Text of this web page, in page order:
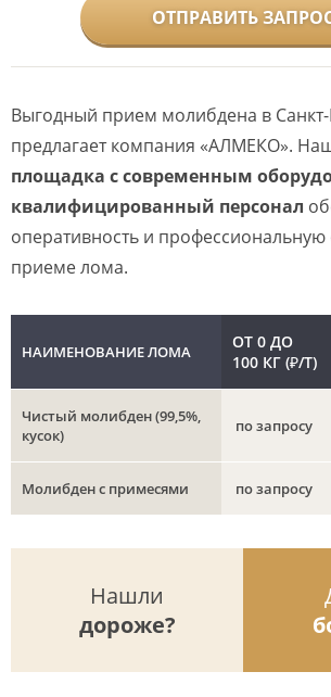
ОТПРАВИТЬ
Выгодный прием молибдена в
предлагает компания «АЛМЕКО».
площадка с современным
квалифицированный персонал
оперативность и профессиональную
приеме лома.
НАИМЕНОВАНИЕ ЛОМА
ОТ 0 ДО
100 КГ (₽/Т)
Чистый молибден (99,5%,
кусок)
по запросу
Молибден с примесями по запросу
Нашли
дороже?